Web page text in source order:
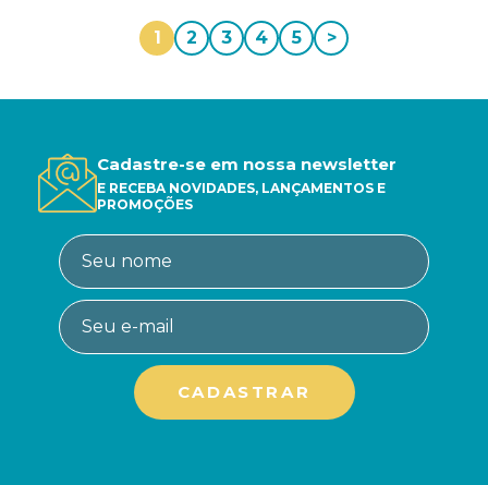
1 2 3 4 5 >
Cadastre-se em nossa newsletter
E RECEBA NOVIDADES, LANÇAMENTOS E
PROMOÇÕES